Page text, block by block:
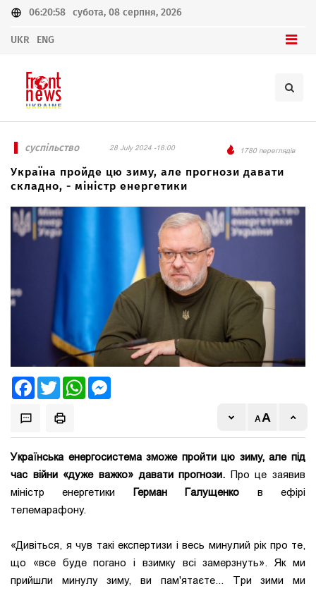
06:20:58 субота, 08 серпня, 2026
UKR ENG
суспільство 28 July 2024 -18:00 1780 переглядів
Україна пройде цю зиму, але прогнози давати
складно, - міністр енергетики
FacebookTwitter WhatsApp
Українська енергосистема зможе пройти цю зиму, але під
час війни «дуже важко» давати прогнози. Про це заявив
міністр енергетики Герман Галущенко в ефірі
телемарафону.
«Дивіться, я чув такі експертизи і весь минулий рік про те,
що «все буде погано і взимку всі замерзнуть». Як ми
прийшли минулу зиму, ви пам'ятаєте... Три зими ми